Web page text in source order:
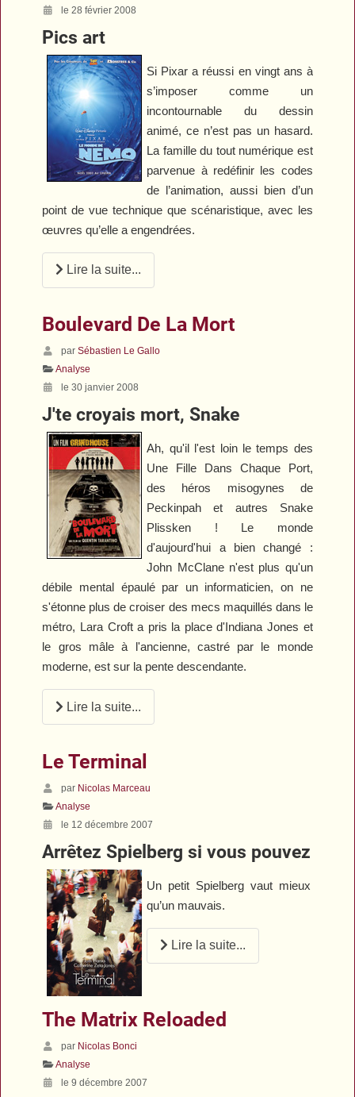
le 28 février 2008
Pics art
Si Pixar a réussi en vingt ans à
s’imposer comme un
incontournable du dessin
animé, ce n’est pas un hasard.
La famille du tout numérique est
parvenue à redéfinir les codes
de l’animation, aussi bien d’un
point de vue technique que scénaristique, avec les
œuvres qu’elle a engendrées.
Lire la suite...
Boulevard De La Mort
parSébastien Le Gallo
Analyse
le 30 janvier 2008
J'te croyais mort, Snake
Ah, qu'il l'est loin le temps des
Une Fille Dans Chaque Port,
des héros misogynes de
Peckinpah et autres Snake
Plissken ! Le monde
d'aujourd'hui a bien changé :
John McClane n'est plus qu'un
débile mental épaulé par un informaticien, on ne
s'étonne plus de croiser des mecs maquillés dans le
métro, Lara Croft a pris la place d'Indiana Jones et
le gros mâle à l'ancienne, castré par le monde
moderne, est sur la pente descendante.
Lire la suite...
Le Terminal
par Nicolas Marceau
Analyse
le 12 décembre 2007
Arrêtez Spielberg si vous pouvez
Un petit Spielberg vaut mieux
qu’un mauvais.
Lire la suite...
The Matrix Reloaded
par Nicolas Bonci
Analyse
le 9 décembre 2007